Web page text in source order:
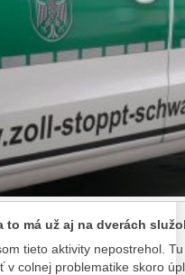
to má už aj na dverách
tieto aktivity nepostrehol.
v colnej problematike skoro